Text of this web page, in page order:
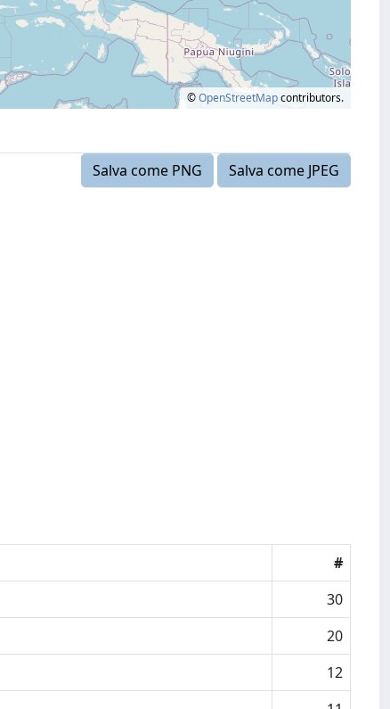
©OpenStreetMapcontributors.
Salva come PNG
Salva come JPEG
#
30
20
12